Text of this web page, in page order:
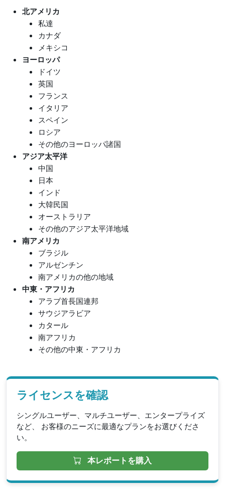
北アメリカ
私達
カナダ
メキシコ
ヨーロッパ
ドイツ
英国
フランス
イタリア
スペイン
ロシア
その他のヨーロッパ諸国
アジア太平洋
中国
日本
インド
大韓民国
オーストラリア
その他のアジア太平洋地域
南アメリカ
ブラジル
アルゼンチン
南アメリカの他の地域
中東・アフリカ
アラブ首長国連邦
サウジアラビア
カタール
南アフリカ
その他の中東・アフリカ
ライセンスを確認
シングルユーザー、マルチユーザー、エンタープライズ
など、 お客様のニーズに最適なプランをお選びくださ
い。
本レポートを購入